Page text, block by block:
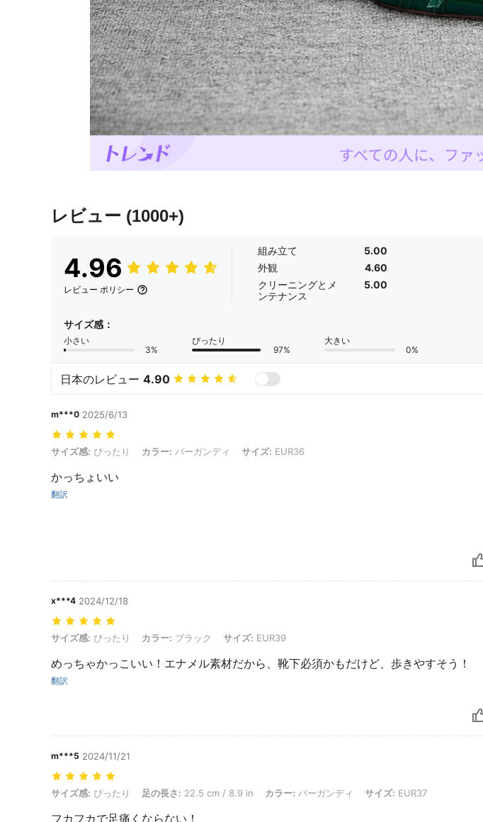
レビュー (1000+)
4.96
レビュー ポリシー
組み立て
5.00
外観
4.60
クリーニングとメ
ンテナンス
5.00
サイズ感：
小さい
3%
ぴったり
97%
大きい
0%
日本のレビュー 4.90
m***0 2025/6/13
サイズ感: ぴったり, カラー: バーガンディ, サイズ: EUR36
サイズ感: ぴったり カラー: バーガンディ サイズ: EUR36
かっちょいい
翻訳
x***4 2024/12/18
サイズ感: ぴったり, カラー: ブラック, サイズ: EUR39
サイズ感: ぴったり カラー: ブラック サイズ: EUR39
めっちゃかっこいい！エナメル素材だから、靴下必須かもだけど、歩きやすそう！
翻訳
m***5 2024/11/21
サイズ感: ぴったり, 足の長さ: 22.5 cm / 8.9 in, カラー: バーガンディ, サイズ: EUR37
サイズ感: ぴったり 足の長さ: 22.5 cm / 8.9 in カラー: バーガンディ サイズ: EUR37
フカフカで足痛くならない！